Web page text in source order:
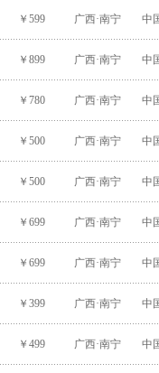
￥599 广西·南宁 中
￥899 广西·南宁 中
￥780 广西·南宁 中
￥500 广西·南宁 中
￥500 广西·南宁 中
￥699 广西·南宁 中
￥699 广西·南宁 中
￥399 广西·南宁 中
￥499 广西·南宁 中